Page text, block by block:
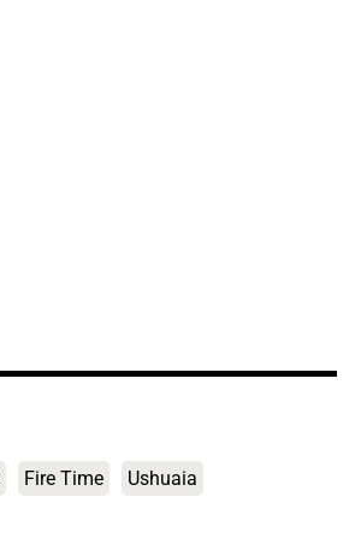
Fire Time Ushuaia